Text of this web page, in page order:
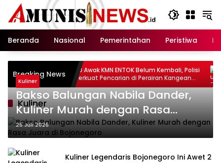
Langsung
konten
Beranda
Nasional Pemerintahan Peristiwa
Breaking News
20 Awak KMN ENTOK Belum Kembali, Polisi
Perkuat Pencarian di Perairan Kangean
Lamongan
Diduga Belum
Pengelolaan
Polu
Dipertanyakan
Kuliner
Kuliner
Bakso Balungan Nabila Dander,
Kuliner Murah dengan Rasa
Juara di Bojonegoro
25 Juli 2026
Kuliner Legendaris Bojonegoro Ini Awet 2